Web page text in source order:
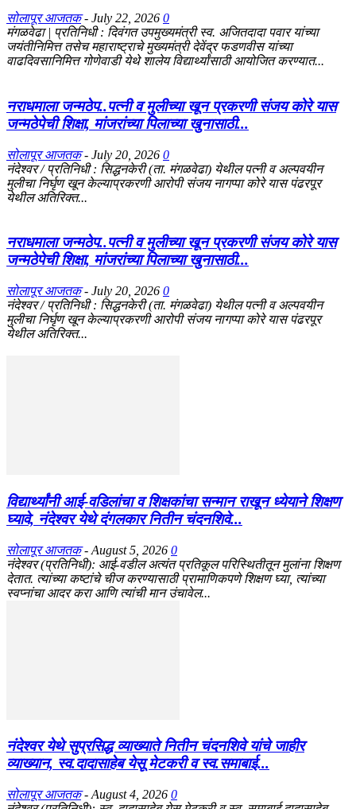
सोलापूर आजतक - July 22, 2026 0
मंगळवेढा | प्रतिनिधी : दिवंगत उपमुख्यमंत्री स्व. अजितदादा पवार यांच्या
जयंतीनिमित्त तसेच महाराष्ट्राचे मुख्यमंत्री देवेंद्र फडणवीस यांच्या
वाढदिवसानिमित्त गोणेवाडी येथे शालेय विद्यार्थ्यांसाठी आयोजित करण्यात...
नराधमाला जन्मठेप..पत्नी व मुलीच्या खून प्रकरणी संजय कोरे यास
जन्मठेपेची शिक्षा, मांजरांच्या पिलाच्या खुनासाठी...
सोलापूर आजतक - July 20, 2026 0
नंदेश्वर / प्रतिनिधी : सिद्धनकेरी (ता. मंगळवेढा) येथील पत्नी व अल्पवयीन
मुलीचा निर्घृण खून केल्याप्रकरणी आरोपी संजय नागप्पा कोरे यास पंढरपूर
येथील अतिरिक्त...
नराधमाला जन्मठेप..पत्नी व मुलीच्या खून प्रकरणी संजय कोरे यास
जन्मठेपेची शिक्षा, मांजरांच्या पिलाच्या खुनासाठी...
सोलापूर आजतक - July 20, 2026 0
नंदेश्वर / प्रतिनिधी : सिद्धनकेरी (ता. मंगळवेढा) येथील पत्नी व अल्पवयीन
मुलीचा निर्घृण खून केल्याप्रकरणी आरोपी संजय नागप्पा कोरे यास पंढरपूर
येथील अतिरिक्त...
विद्यार्थ्यांनी आई-वडिलांचा व शिक्षकांचा सन्मान राखून ध्येयाने शिक्षण
घ्यावे, नंदेश्वर येथे दंगलकार नितीन चंदनशिवे...
सोलापूर आजतक - August 5, 2026 0
नंदेश्वर (प्रतिनिधी): आई-वडील अत्यंत प्रतिकूल परिस्थितीतून मुलांना शिक्षण
देतात. त्यांच्या कष्टांचे चीज करण्यासाठी प्रामाणिकपणे शिक्षण घ्या, त्यांच्या
स्वप्नांचा आदर करा आणि त्यांची मान उंचावेल...
नंदेश्वर येथे सुप्रसिद्ध व्याख्याते नितीन चंदनशिवे यांचे जाहीर
व्याख्यान, स्व.दादासाहेब येसू मेटकरी व स्व.समाबाई...
सोलापूर आजतक - August 4, 2026 0